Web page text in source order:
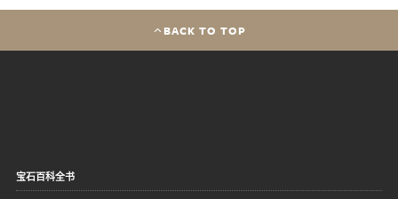
BACK TO TOP
宝石百科全书